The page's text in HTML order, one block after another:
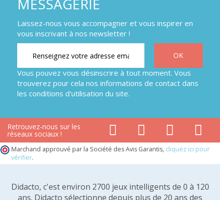
MESSAGERIE
Laissez-nous vous accompagner et vous inspirer en
vous inscrivant à nos newsletter !
Vous pouvez vous désinscrire à tout moment. Vous
trouverez pour cela nos informations de contact dans
les conditions d'utilisation du site.
Retrouvez-nous sur les
réseaux sociaux !
Marchand approuvé par la Société des Avis Garantis, cliquez ici pour
vérifier.
Didacto, c'est environ 2700 jeux intelligents de 0 à 120
ans. Didacto sélectionne depuis plus de 20 ans des